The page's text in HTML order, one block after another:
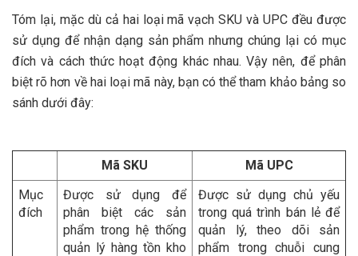
Tóm lại, mặc dù cả hai loại mã vạch SKU và UPC đều được
sử dụng để nhận dạng sản phẩm nhưng chúng lại có mục
đích và cách thức hoạt động khác nhau. Vậy nên, để phân
biệt rõ hơn về hai loại mã này, bạn có thể tham khảo bảng so
sánh dưới đây:
Mã SKU
Mã UPC
Mục
đích
Được sử dụng để
phân biệt các sản
phẩm trong hệ thống
quản lý hàng tồn kho
Được sử dụng chủ yếu
trong quá trình bán lẻ để
quản lý, theo dõi sản
phẩm trong chuỗi cung